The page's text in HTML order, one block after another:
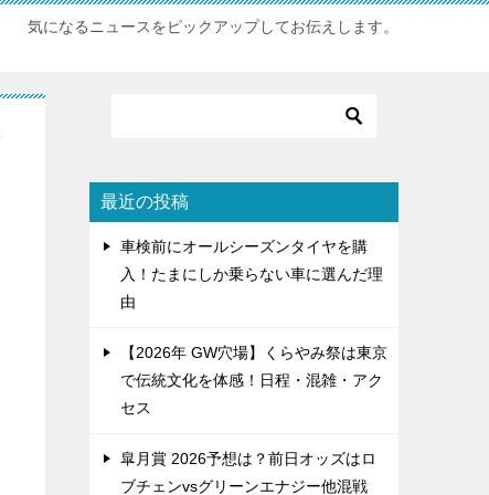
気になるニュースをピックアップしてお伝えします。
最近の投稿
車検前にオールシーズンタイヤを購
入！たまにしか乗らない車に選んだ理
由
【2026年 GW穴場】くらやみ祭は東京
で伝統文化を体感！日程・混雑・アク
セス
皐月賞 2026予想は？前日オッズはロ
ブチェンvsグリーンエナジー他混戦